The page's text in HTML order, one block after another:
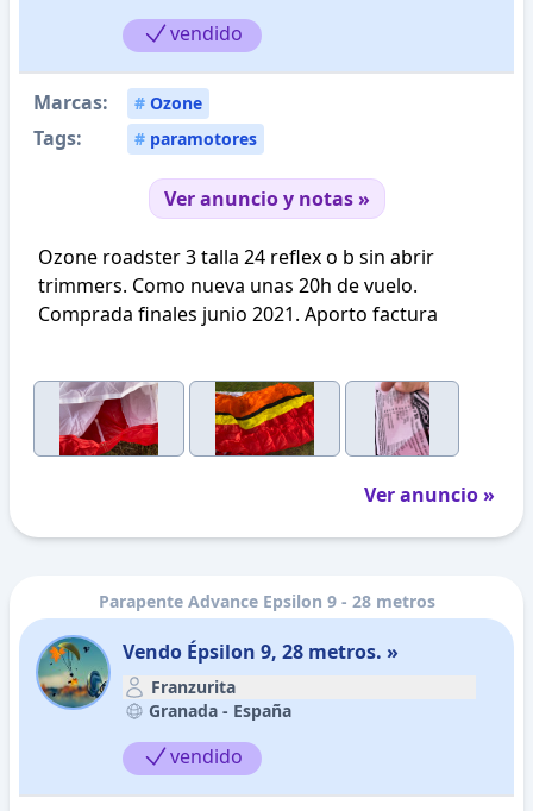
vendido
Marcas: # Ozone
Tags: # paramotores
Ver anuncio y notas »
Ozone roadster 3 talla 24 reflex o b sin abrir
trimmers. Como nueva unas 20h de vuelo.
Comprada finales junio 2021. Aporto factura
Ver anuncio »
Parapente Advance Epsilon 9 - 28 metros
Vendo Épsilon 9, 28 metros. »
Franzurita
Granada - España
vendido